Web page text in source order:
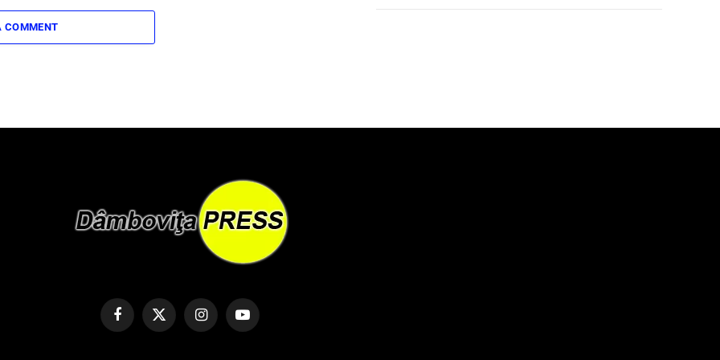
COMMENT
FacebookX
(Twitter)
InstagramYouTube